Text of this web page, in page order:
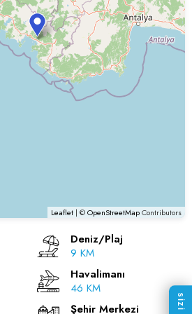
Leaflet | ©OpenStreetMapContributors
Deniz/Plaj
9 KM
Havalimanı
46 KM
Şehir Merkezi